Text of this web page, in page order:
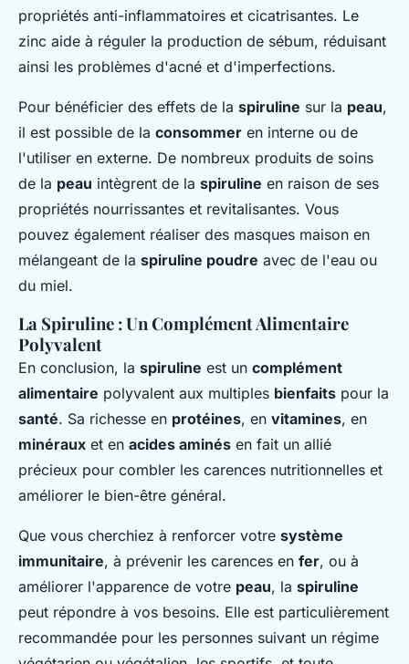
propriétés anti-inflammatoires et cicatrisantes. Le
zinc aide à réguler la production de sébum, réduisant
ainsi les problèmes d'acné et d'imperfections.
Pour bénéficier des effets de la spiruline sur la peau,
il est possible de la consommer en interne ou de
l'utiliser en externe. De nombreux produits de soins
de la peau intègrent de la spiruline en raison de ses
propriétés nourrissantes et revitalisantes. Vous
pouvez également réaliser des masques maison en
mélangeant de la spiruline poudre avec de l'eau ou
du miel.
La Spiruline : Un Complément Alimentaire
Polyvalent
En conclusion, la spiruline est un complément
alimentaire polyvalent aux multiples bienfaits pour la
santé. Sa richesse en protéines, en vitamines, en
minéraux et en acides aminés en fait un allié
précieux pour combler les carences nutritionnelles et
améliorer le bien-être général.
Que vous cherchiez à renforcer votre système
immunitaire, à prévenir les carences en fer, ou à
améliorer l'apparence de votre peau, la spiruline
peut répondre à vos besoins. Elle est particulièrement
recommandée pour les personnes suivant un régime